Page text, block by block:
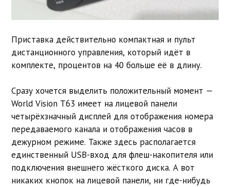
Приставка действительно компактная и пульт
дистанционного управления, который идёт в
комплекте, процентов на 40 больше её в длину.
Сразу хочется выделить положительный момент —
World Vision T63 имеет на лицевой панели
четырёхзначный дисплей для отображения номера
передаваемого канала и отображения часов в
дежурном режиме. Также здесь располагается
единственный USB-вход для флеш-накопителя или
подключения внешнего жёсткого диска. А вот
никаких кнопок на лицевой панели, ни где-нибудь